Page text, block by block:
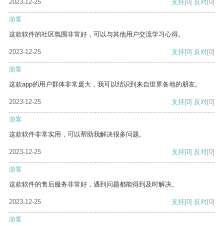
2023-12-25 支持[0] 反对[0]
游客
这款软件的社区氛围非常好，可以与其他用户交流学习心得。
2023-12-25 支持[0] 反对[0]
游客
这款app的用户群体非常庞大，我可以结识到来自世界各地的朋友。
2023-12-25 支持[0] 反对[0]
游客
这款软件非常实用，可以帮助我解决很多问题。
2023-12-25 支持[0] 反对[0]
游客
这款软件的售后服务非常好，遇到问题都能得到及时解决。
2023-12-25 支持[0] 反对[0]
游客